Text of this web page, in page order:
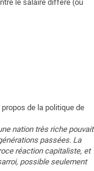
de la politique de
nation très riche pouvait
passées. La
réaction capitaliste, et
possible seulement